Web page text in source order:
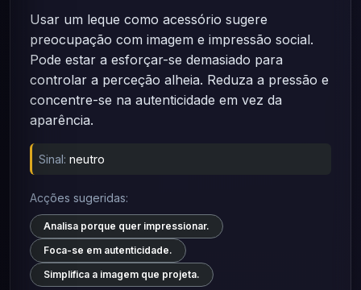
Usar um leque como acessório sugere
preocupação com imagem e impressão social.
Pode estar a esforçar-se demasiado para
controlar a perceção alheia. Reduza a pressão e
concentre-se na autenticidade em vez da
aparência.
Sinal: neutro
Acções sugeridas:
Analisa porque quer impressionar.
Foca-se em autenticidade.
Simplifica a imagem que projeta.